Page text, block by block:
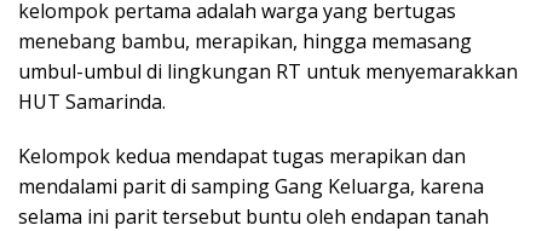
kelompok pertama adalah warga yang bertugas
menebang bambu, merapikan, hingga memasang
umbul-umbul di lingkungan RT untuk menyemarakkan
HUT Samarinda.
Kelompok kedua mendapat tugas merapikan dan
mendalami parit di samping Gang Keluarga, karena
selama ini parit tersebut buntu oleh endapan tanah